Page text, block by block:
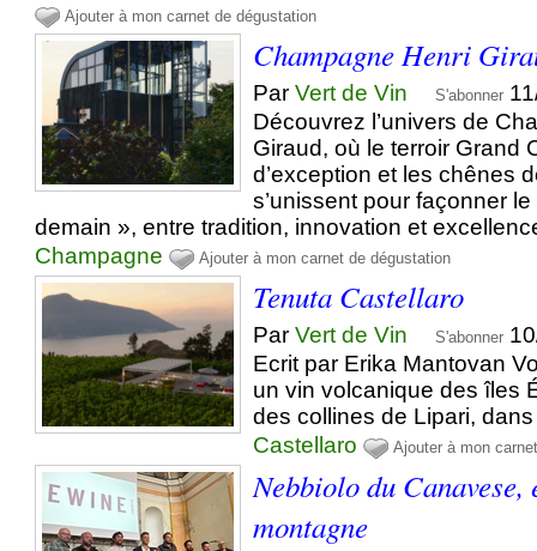
Ajouter à mon carnet de dégustation
Champagne Henri
ParVert de Vin S'abonner
Découvrez l’univers de
Giraud, où le terroir Grand
d’exception et les chênes
s’unissent pour façonner
demain », entre tradition, innovation et
Champagne
Ajouter à mon carnet de dégustation
Tenuta Castellaro
ParVert de Vin S'abonner
Ecrit par Erika Mantovan
un vin volcanique des îles
des collines de Lipari, dans
Castellaro
Ajouter à mon
Nebbiolo du
montagne